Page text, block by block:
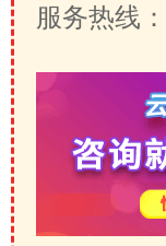
服务热线：